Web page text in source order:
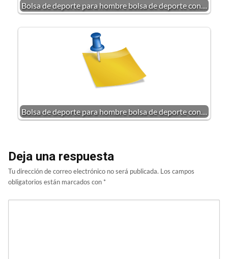
Bolsa de deporte para hombre bolsa de deporte con…
Bolsa de deporte para hombre bolsa de deporte con…
Deja una respuesta
Tu dirección de correo electrónico no será publicada. Los campos
obligatorios están marcados con *